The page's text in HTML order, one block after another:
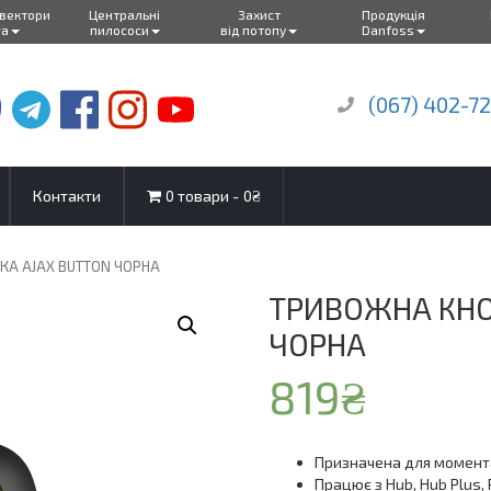
(067) 402-
Контакти 0 товари 0₴
AJAX BUTTON ЧОРНА
ТРИВОЖНА
ЧОРНА
819₴
Призначена для
Працює з Hub, Hub Plus,
Центральні
пилососи
Захист
від потопу
Продукція
Danfoss